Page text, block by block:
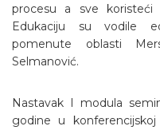
procesu a sve koristeći
Edukaciju su vodile
pomenute oblasti
Selmanović.
Nastavak I modula
godine u